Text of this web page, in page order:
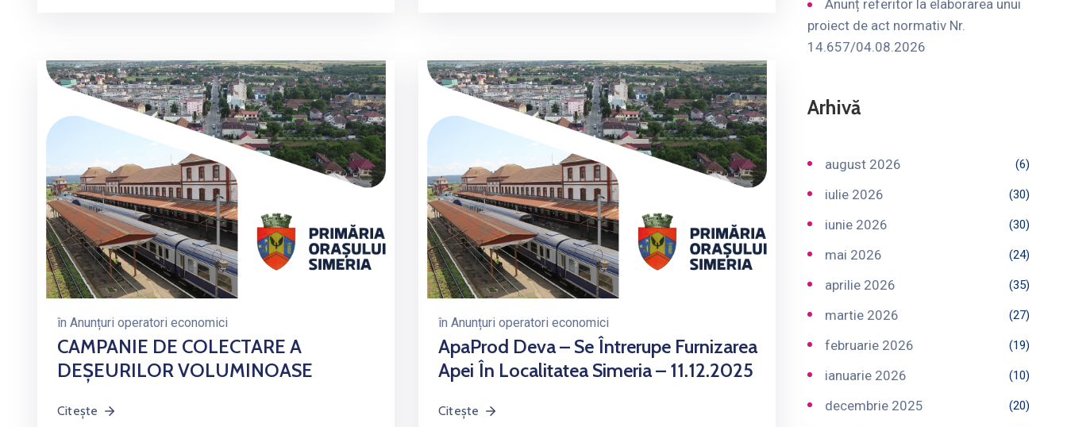
în Anunțuri operatori economici
CAMPANIE DE COLECTARE A
DEȘEURILOR VOLUMINOASE
Citește
în Anunțuri operatori economici
ApaProd Deva – Se Întrerupe Furnizarea
Apei În Localitatea Simeria – 11.12.2025
Citește
Anunț referitor la elaborarea unui
proiect de act normativ Nr.
14.657/04.08.2026
Arhivă
august 2026 (6)
iulie 2026 (30)
iunie 2026 (30)
mai 2026 (24)
aprilie 2026 (35)
martie 2026 (27)
februarie 2026 (19)
ianuarie 2026 (10)
decembrie 2025 (20)